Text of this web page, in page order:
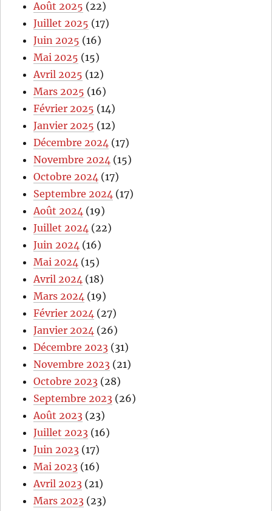
Août 2025 (22)
Juillet 2025 (17)
Juin 2025 (16)
Mai 2025 (15)
Avril 2025 (12)
Mars 2025 (16)
Février 2025 (14)
Janvier 2025 (12)
Décembre 2024 (17)
Novembre 2024 (15)
Octobre 2024 (17)
Septembre 2024 (17)
Août 2024 (19)
Juillet 2024 (22)
Juin 2024 (16)
Mai 2024 (15)
Avril 2024 (18)
Mars 2024 (19)
Février 2024 (27)
Janvier 2024 (26)
Décembre 2023 (31)
Novembre 2023 (21)
Octobre 2023 (28)
Septembre 2023 (26)
Août 2023 (23)
Juillet 2023 (16)
Juin 2023 (17)
Mai 2023 (16)
Avril 2023 (21)
Mars 2023 (23)